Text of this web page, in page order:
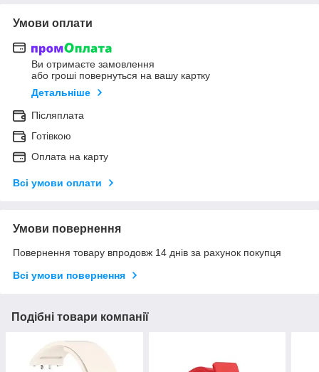
Умови оплати
Ви отримаєте замовлення
або гроші повернуться на вашу картку
Детальніше
Післяплата
Готівкою
Оплата на карту
Всі умови оплати
Умови повернення
Повернення товару впродовж 14 днів за рахунок покупця
Всі умови повернення
Подібні товари компанії